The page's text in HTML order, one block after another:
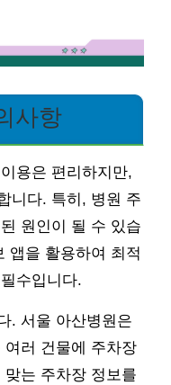
사항
용은 편리하지만,
니다. 특히, 병원 주
원인이 될 수 있습
앱을 활용하여 최적
수입니다.
. 서울 아산병원은
러 건물에 주차장
는 주차장 정보를